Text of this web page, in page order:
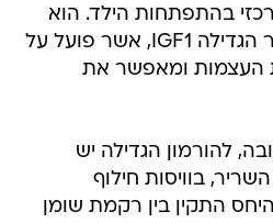
בהתפתחות הילד. הוא
מעודד את יצירת פקטור הגדילה IGF1, אשר פועל על
העצמות ומאפשר את
להורמון הגדילה יש
בוויסות חילוף
התקין בין רקמת שומן